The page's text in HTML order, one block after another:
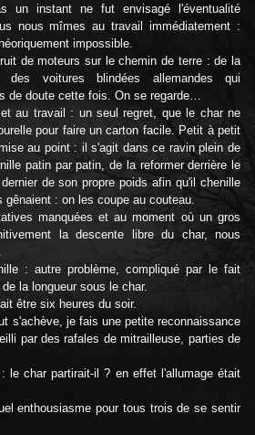
un instant ne fut envisagé l'éventualité
nous mîmes au travail immédiatement :
impossible.
de moteurs sur le chemin de terre : de la
des voitures blindées allemandes qui
de doute cette fois. On se regarde…
au travail : un seul regret, que le char ne
pour faire un carton facile. Petit à petit
au point : il s'agit dans ce ravin plein de
patin par patin, de la reformer derrière le
de son propre poids afin qu'il chenille
gênaient : on les coupe au couteau.
manquées et au moment où un gros
la descente libre du char, nous
: autre problème, compliqué par le fait
la longueur sous le char.
être six heures du soir.
s'achève, je fais une petite reconnaissance
par des rafales de mitrailleuse, parties de
le char partirait-il ? en effet l'allumage était
enthousiasme pour tous trois de se sentir